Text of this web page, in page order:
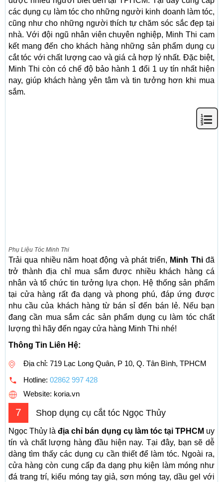
các dụng cụ làm tóc cho những người kinh doanh làm tóc,
cũng như cho những người thích tự chăm sóc sắc đẹp tại
nhà. Với đội ngũ nhân viên chuyên nghiệp, Minh Thi cam
kết mang đến cho khách hàng những sản phẩm dụng cụ
cắt tóc với chất lượng cao và giá cả hợp lý nhất. Đặc biệt,
Minh Thi còn có chế độ bảo hành 1 đổi 1 uy tín nhất hiện
nay, giúp khách hàng yên tâm và tin tưởng hơn khi mua
sắm.
Phụ Liệu Tóc Minh Thi
Trải qua nhiều năm hoạt động và phát triển, Minh Thiđã
trở thành địa chỉ mua sắm được nhiều khách hàng cá
nhân và tổ chức tin tưởng lựa chọn. Hệ thống sản phẩm
tại cửa hàng rất đa dạng và phong phú, đáp ứng được
nhu cầu của khách hàng từ bán sỉ đến bán lẻ. Nếu bạn
đang cần mua sắm các sản phẩm dụng cụ làm tóc chất
lượng thì hãy đến ngay cửa hàng Minh Thi nhé!
Thông Tin Liên Hệ:
Địa chỉ: 719 Lạc Long Quân, P 10, Q. Tân Bình, TPHCM
Hotline: 02862 997 428
Website: koria.vn
7 Shop dụng cụ cắt tóc Ngọc Thủy
Ngọc Thủy làđịa chỉ bán dụng cụ làm tóc tại TPHCM uy
tín và chất lượng hàng đầu hiện nay. Tại đây, bạn sẽ dễ
dàng tìm thấy các dụng cụ cần thiết để làm tóc. Ngoài ra,
cửa hàng còn cung cấp đa dạng phụ kiện làm móng như
đá trang trí, kiểu móng tay giả, sơn móng tay, dầu gel với